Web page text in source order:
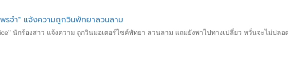
รจ๋า" แจ้งความถูกวินพัทยาลวนลาม
นักร้องสาว แจ้งความ ถูกวินมอเตอร์ไซค์พัทยา ลวนลาม แถมยังพาไปทางเปลี่ยว หวั่นจะไม่ปลอ